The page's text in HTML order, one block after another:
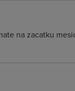
na zacatku